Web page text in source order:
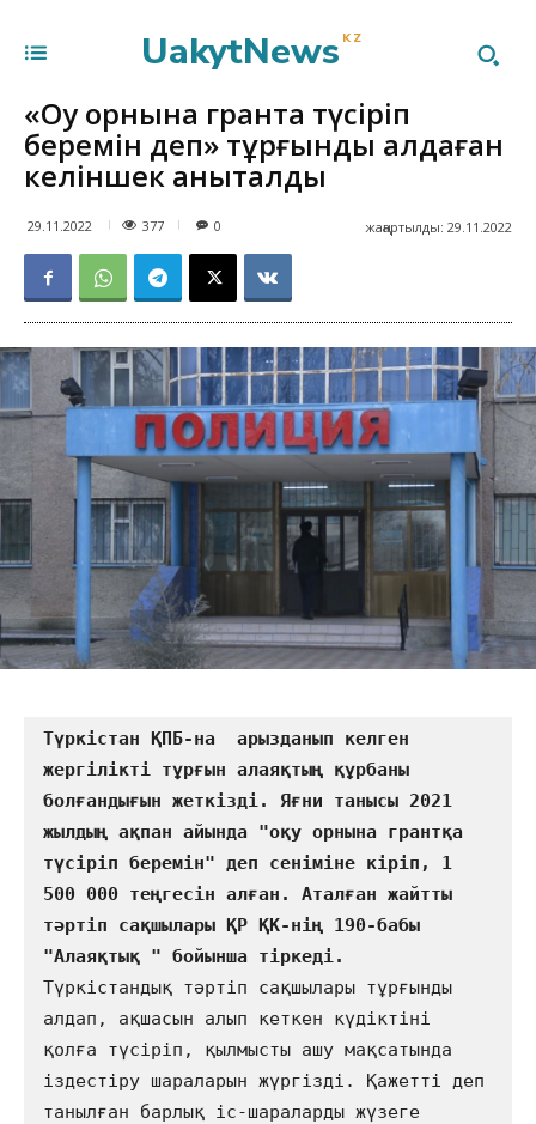
UakytNews KZ
«Оқу орнына грантқа түсіріп
беремін деп» тұрғынды алдаған
келіншек анықталды
29.11.2022 377 жаңартылды: 29.11.2022
0
Түркістан ҚПБ-на  арызданып келген
жергілікті тұрғын алаяқтың құрбаны
болғандығын жеткізді. Яғни танысы 2021
жылдың ақпан айында "оқу орнына грантқа
түсіріп беремін" деп сеніміне кіріп, 1
500 000 теңгесін алған. Аталған жайтты
тәртіп сақшылары ҚР ҚК-нің 190-бабы
Түркістандық тәртіп сақшылары тұрғынды
алдап, ақшасын алып кеткен күдіктіні
қолға түсіріп, қылмысты ашу мақсатында
іздестіру шараларын жүргізді. Қажетті деп
танылған барлық іс-шараларды жүзеге